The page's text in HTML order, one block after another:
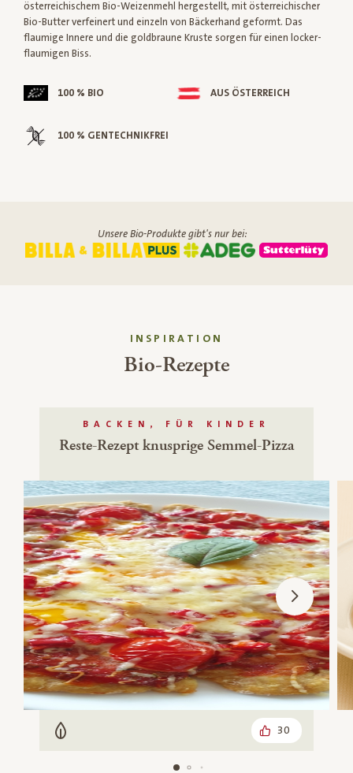
österreichischem Bio-Weizenmehl hergestellt, mit österreichischer
Bio-Butter verfeinert und einzeln von Bäckerhand geformt. Das
flaumige Innere und die goldbraune Kruste sorgen für einen locker-
flaumigen Biss.
100 % BIO AUS ÖSTERREICH
100 % GENTECHNIKFREI
Unsere Bio-Produkte gibt's nur bei:
INSPIRATION
Bio-Rezepte
BACKEN, FÜR KINDER
Reste-Rezept knusprige Semmel-Pizza
Vegetarisch 30